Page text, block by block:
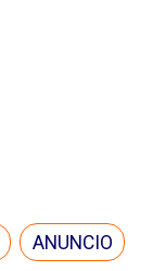
ANUNCIO